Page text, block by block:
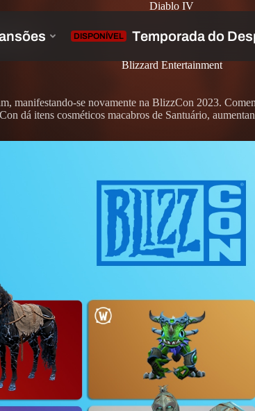
Diablo IV
Blizzard Entertainment
manifestando-se novamente na BlizzCon 2023.
dá itens cosméticos macabros de Santuário,